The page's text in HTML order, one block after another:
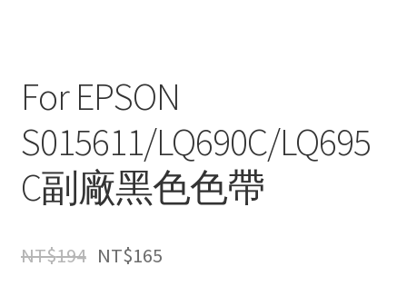
For EPSON
S015611/LQ690C/LQ695
C副廠黑色色帶
NT$194 NT$165